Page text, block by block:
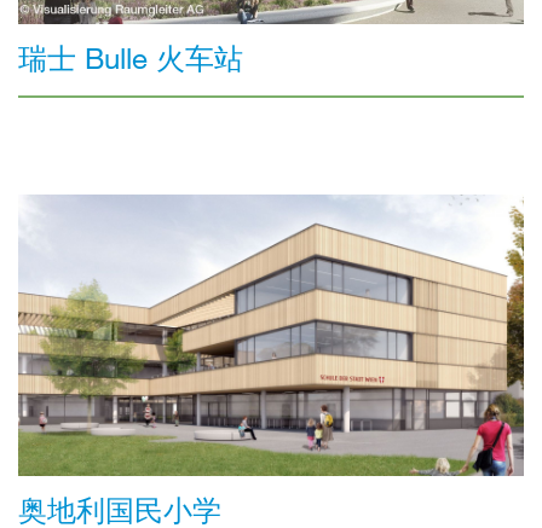
瑞士 Bulle 火车站
奥地利国民小学